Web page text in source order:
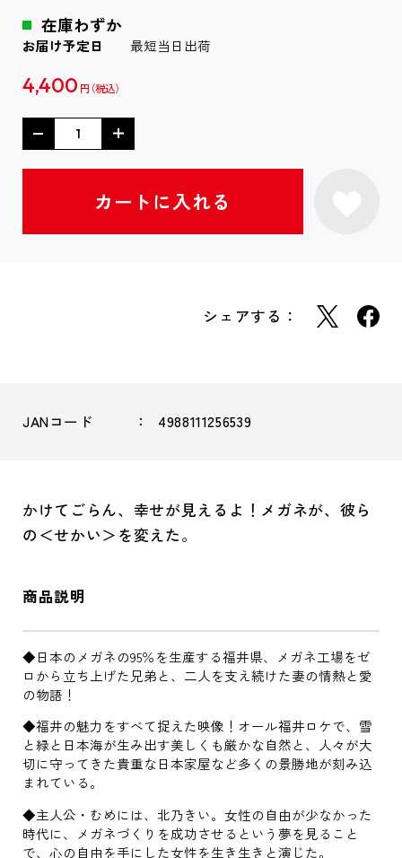
在庫わずか
お届け予定日 最短当日出荷
4,400 円
シェアする：
JANコード 4988111256539
かけてごらん、幸せが見えるよ！メガネが、彼ら
の＜せかい＞を変えた。
商品説明
◆日本のメガネの95％を生産する福井県、メガネ工場をゼ
ロから立ち上げた兄弟と、二人を支え続けた妻の情熱と愛
の物語！
◆福井の魅力をすべて捉えた映像！オール福井ロケで、雪
と緑と日本海が生み出す美しくも厳かな自然と、人々が大
切に守ってきた貴重な日本家屋など多くの景勝地が刻み込
まれている。
◆主人公・むめには、北乃きい。女性の自由が少なかった
時代に、メガネづくりを成功させるという夢を見ること
で、心の自由を手にした女性を生き生きと演じた。